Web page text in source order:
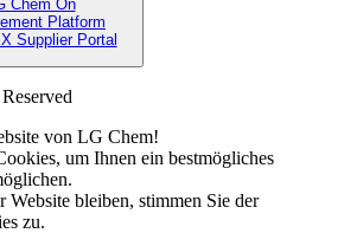
Chem On
Platform
Supplier Portal
von LG Chem!
um Ihnen ein bestmögliches
Website bleiben, stimmen Sie der
zu.